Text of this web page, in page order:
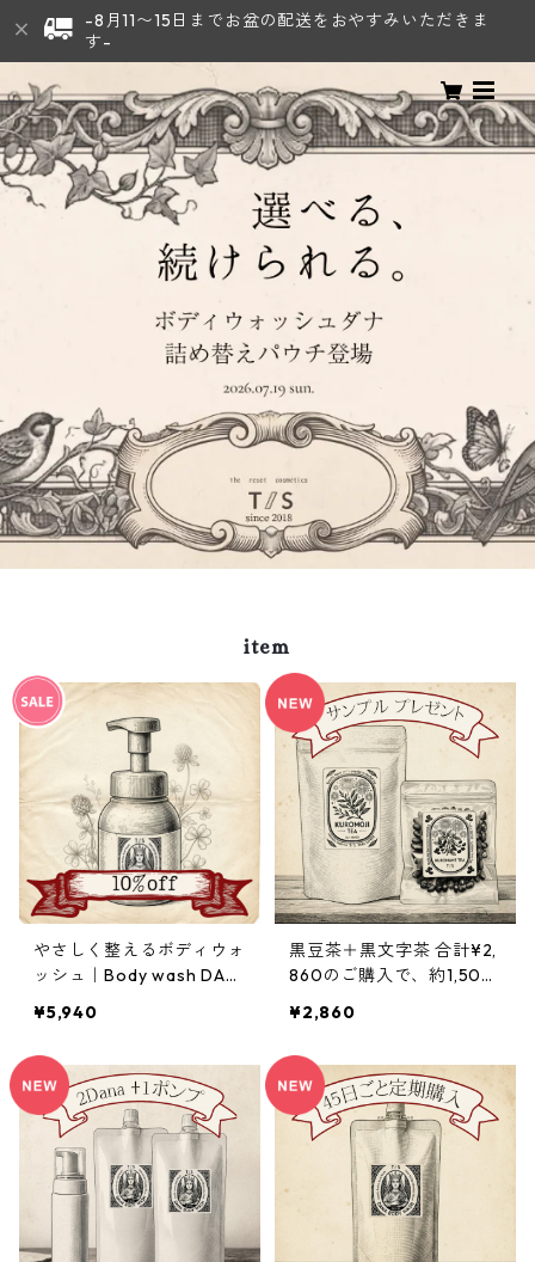
-8月11〜15日までお盆の配送をおやすみいただきま
す-
item
やさしく整えるボディウォ
ッシュ｜Body wash DAN
¥5,940
黒豆茶＋黒文字茶 合計¥2,
860のご購入で、約1,500
ト（Crema Hebe・Mary
care oil・Body wash DA
NA）をプレゼント
¥2,860